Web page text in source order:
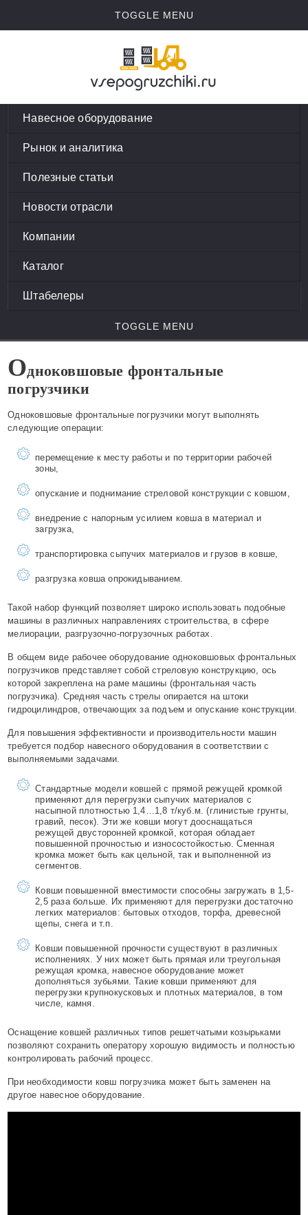
TOGGLE MENU
Навесное оборудование
Рынок и аналитика
Полезные статьи
Новости отрасли
Компании
Каталог
Штабелеры
TOGGLE MENU
Одноковшовые фронтальные
погрузчики
Одноковшовые фронтальные погрузчики могут выполнять
следующие операции:
перемещение к месту работы и по территории рабочей
зоны,
опускание и поднимание стреловой конструкции с ковшом,
внедрение с напорным усилием ковша в материал и
загрузка,
транспортировка сыпучих материалов и грузов в ковше,
разгрузка ковша опрокидыванием.
Такой набор функций позволяет широко использовать подобные
машины в различных направлениях строительства, в сфере
мелиорации, разгрузочно-погрузочных работах.
В общем виде рабочее оборудование одноковшовых фронтальных
погрузчиков представляет собой стреловую конструкцию, ось
которой закреплена на раме машины (фронтальная часть
погрузчика). Средняя часть стрелы опирается на штоки
гидроцилиндров, отвечающих за подъем и опускание конструкции.
Для повышения эффективности и производительности машин
требуется подбор навесного оборудования в соответствии с
выполняемыми задачами.
Стандартные модели ковшей с прямой режущей кромкой
применяют для перегрузки сыпучих материалов с
насыпной плотностью 1,4…1,8 т/куб.м. (глинистые грунты,
гравий, песок). Эти же ковши могут дооснащаться
режущей двусторонней кромкой, которая обладает
повышенной прочностью и износостойкостью. Сменная
кромка может быть как цельной, так и выполненной из
сегментов.
Ковши повышенной вместимости способны загружать в 1,5-
2,5 раза больше. Их применяют для перегрузки достаточно
легких материалов: бытовых отходов, торфа, древесной
щепы, снега и т.п.
Ковши повышенной прочности существуют в различных
исполнениях. У них может быть прямая или треугольная
режущая кромка, навесное оборудование может
дополняться зубьями. Такие ковши применяют для
перегрузки крупнокусковых и плотных материалов, в том
числе, камня.
Оснащение ковшей различных типов решетчатыми козырьками
позволяют сохранить оператору хорошую видимость и полностью
контролировать рабочий процесс.
При необходимости ковш погрузчика может быть заменен на
другое навесное оборудование.